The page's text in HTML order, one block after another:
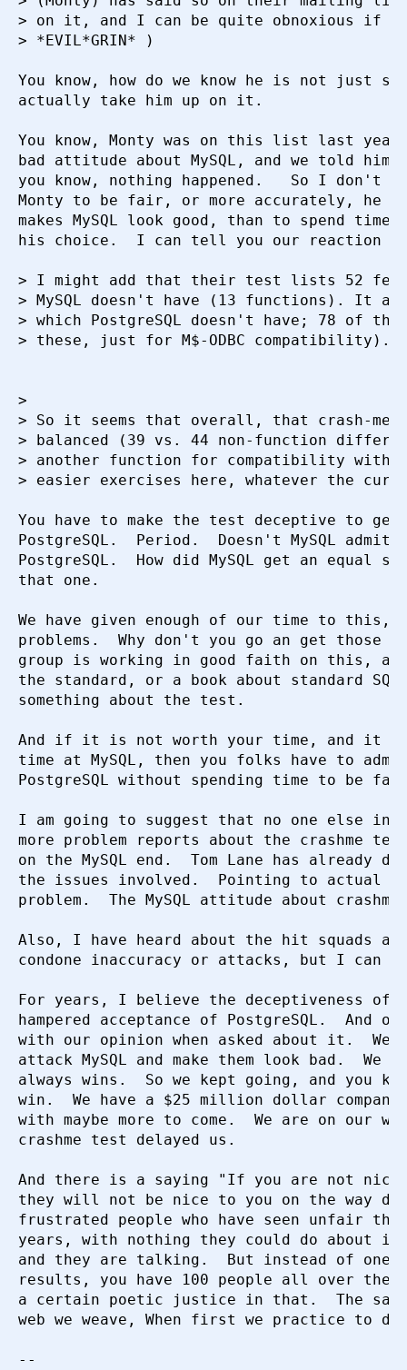
> on it, and I can be quite obnoxious if
> *EVIL*GRIN* )
You know, how do we know he is not just
actually take him up on it.
You know, Monty was on this list last year,
bad attitude about MySQL, and we told him
you know, nothing happened.   So I
Monty to be fair, or more accurately, he
makes MySQL look good, than to spend
his choice.  I can tell you our reaction
> I might add that their test lists 52
> MySQL doesn't have (13 functions). It
> which PostgreSQL doesn't have; 78 of
> these, just for M$-ODBC compatibility).
>
> So it seems that overall, that crash-me
> balanced (39 vs. 44 non-function
> another function for compatibility with
> easier exercises here, whatever the
You have to make the test deceptive to get
PostgreSQL.  Period.  Doesn't MySQL
PostgreSQL.  How did MySQL get an equal
that one.
We have given enough of our time to this,
problems.  Why don't you go an get those
group is working in good faith on this,
the standard, or a book about standard
something about the test.
And if it is not worth your time, and it is
time at MySQL, then you folks have to
PostgreSQL without spending time to be
I am going to suggest that no one else in
more problem reports about the crashme
on the MySQL end.  Tom Lane has
the issues involved.  Pointing to actual
problem.  The MySQL attitude about
Also, I have heard about the hit squads
condone inaccuracy or attacks, but I can
For years, I believe the deceptiveness of
hampered acceptance of PostgreSQL.  And
with our opinion when asked about it.  We
attack MySQL and make them look bad.
always wins.  So we kept going, and you
win.  We have a $25 million dollar company
with maybe more to come.  We are on our
crashme test delayed us.
And there is a saying "If you are not nice
they will not be nice to you on the way
frustrated people who have seen unfair
years, with nothing they could do about it.
and they are talking.  But instead of one
results, you have 100 people all over the
a certain poetic justice in that.  The
web we weave, When first we practice to
--